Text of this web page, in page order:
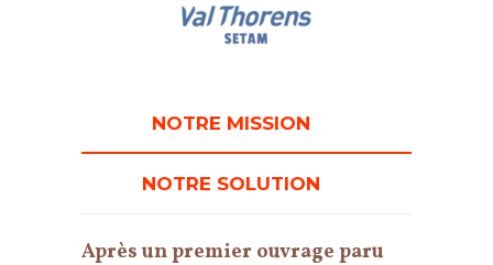
NOTRE MISSION
NOTRE SOLUTION
Après un premier ouvrage paru